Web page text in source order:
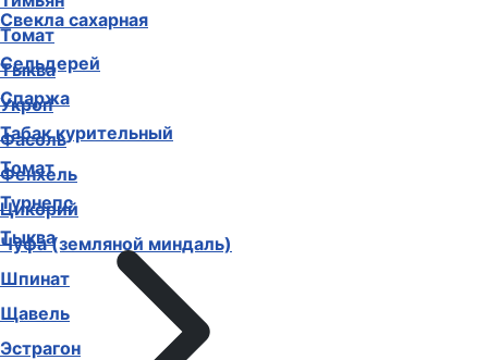
Томат
Тыква
Укроп
Фасоль
Фенхель
Цикорий
Чуфа (земляной миндаль)
Шпинат
Щавель
Эстрагон
Свекла сахарная
Сельдерей
Спаржа
Табак курительный
Томат
Турнепс
Тыква